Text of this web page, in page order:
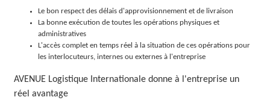
Le bon respect des délais d'approvisionnement et de livraison
La bonne exécution de toutes les opérations physiques et
administratives
L'accès complet en temps réel à la situation de ces opérations pour
les interlocuteurs, internes ou externes à l'entreprise
AVENUE Logistique Internationale donne à l'entreprise un
réel avantage